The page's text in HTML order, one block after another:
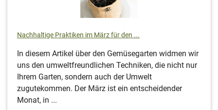
Nachhaltige Praktiken im März für den ...
In diesem Artikel über den Gemüsegarten widmen wir
uns den umweltfreundlichen Techniken, die nicht nur
Ihrem Garten, sondern auch der Umwelt
zugutekommen. Der März ist ein entscheidender
Monat, in ...